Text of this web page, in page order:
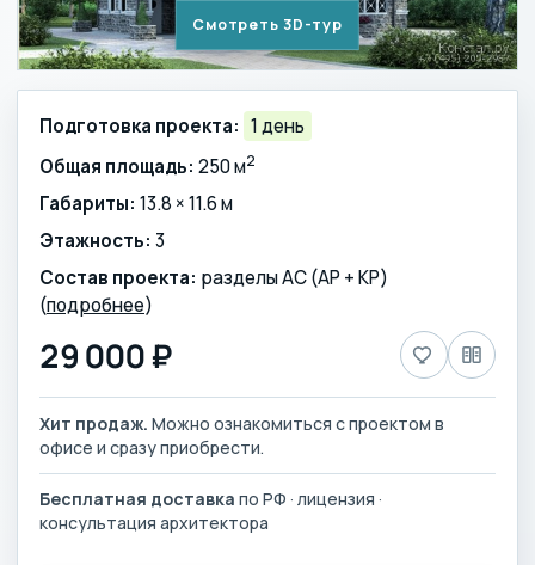
Смотреть 3D-тур
Подготовка проекта: 1 день
Общая площадь: 250 м2
Габариты: 13.8 × 11.6 м
Этажность: 3
Состав проекта: разделы АС (АР + КР)
(подробнее)
29 000 ₽
Хит продаж. Можно ознакомиться с проектом в
офисе и сразу приобрести.
Бесплатная доставка по РФ · лицензия ·
консультация архитектора